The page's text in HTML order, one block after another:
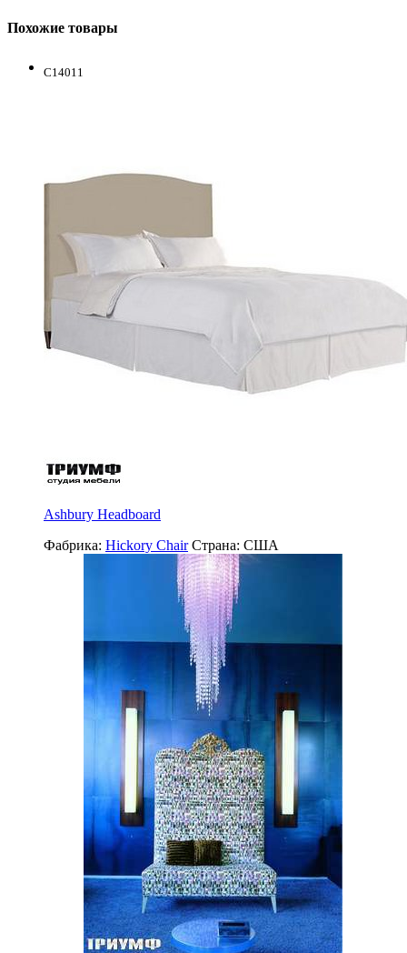
Похожие товары
C14011
Ashbury Headboard
Фабрика: Hickory Chair Страна: США